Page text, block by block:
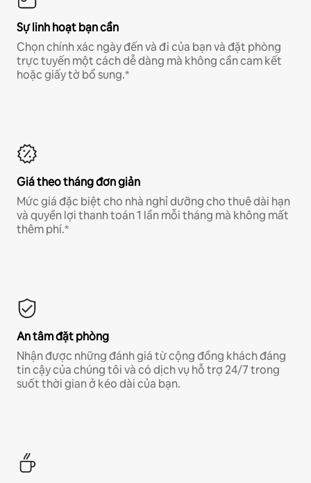
Sự linh hoạt bạn cần
Chọn chính xác ngày đến và đi của bạn và đặt phòng
trực tuyến một cách dễ dàng mà không cần cam kết
hoặc giấy tờ bổ sung.*
Giá theo tháng đơn giản
Mức giá đặc biệt cho nhà nghỉ dưỡng cho thuê dài hạn
và quyền lợi thanh toán 1 lần mỗi tháng mà không mất
thêm phí.*
An tâm đặt phòng
Nhận được những đánh giá từ cộng đồng khách đáng
tin cậy của chúng tôi và có dịch vụ hỗ trợ 24/7 trong
suốt thời gian ở kéo dài của bạn.